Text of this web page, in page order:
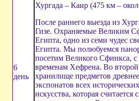
6
день
Хургада – Каир (475 км –
После раннего выезда из
Гизе. Охраняемые Великим
Египта, одно из семи чудес
Египта. Мы полюбуемся
посетим Великого Сфинкса, с
временам Хефрена. Во
хранилище предметов
экспонатов всех
искусства, которая